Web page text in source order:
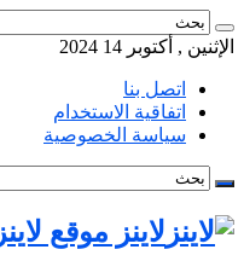
الإثنين , أكتوبر 14 2024
اتصل بنا
اتفاقية الاستخدام
سياسة الخصوصية
لاينز موقع لاينز